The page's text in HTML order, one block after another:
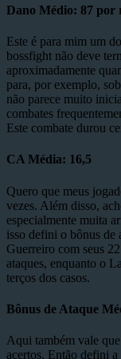
Dano Médio: 87 por
Este é para mim um
bossfight não deve
aproximadamente
para, por exemplo,
não parece muito
combates
Este combate durou
CA Média: 16,5
Quero que meus
vezes. Além disso,
especialmente muita
isso defini o bônus de
Guerreiro com seus
ataques, enquanto o
terços dos casos.
Bônus de Ataque
Aqui também vale
acertos. Então defini